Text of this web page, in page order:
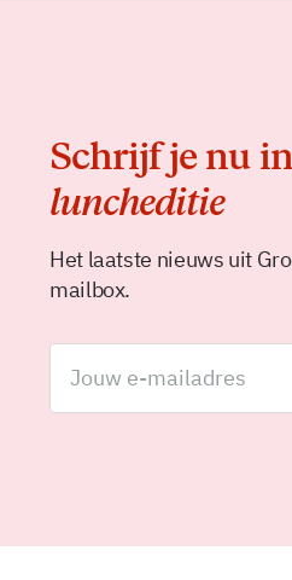
Schrijf je nu
luncheditie
Het laatste nieuws uit
mailbox.